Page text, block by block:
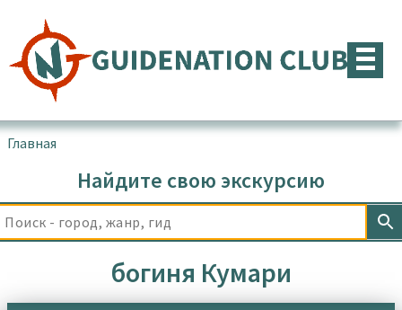
содержимому
Главная
Найдите свою экскурсию
богиня Кумари